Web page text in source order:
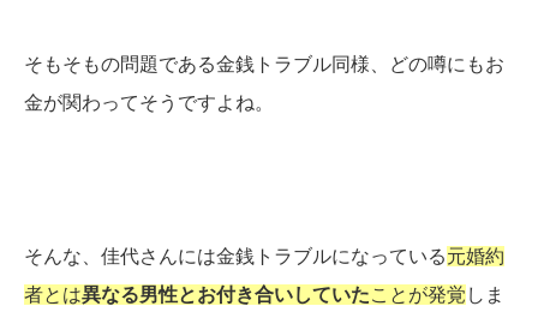
そもそもの問題である金銭トラブル同様、どの噂にもお
金が関わってそうですよね。
そんな、佳代さんには金銭トラブルになっている元婚約
者とは異なる男性とお付き合いしていたことが発覚 しま